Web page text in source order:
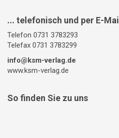
... telefonisch und per E-Mail
Telefon 0731 3783293
Telefax 0731 3783299
info@ksm-verlag.de
www.ksm-verlag.de
So finden Sie zu uns